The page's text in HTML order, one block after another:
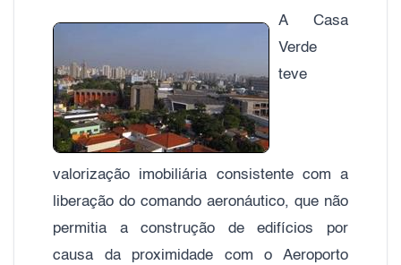
A Casa
Verde
teve
valorização imobiliária consistente com a
liberação do comando aeronáutico, que não
permitia a construção de edifícios por
causa da proximidade com o Aeroporto